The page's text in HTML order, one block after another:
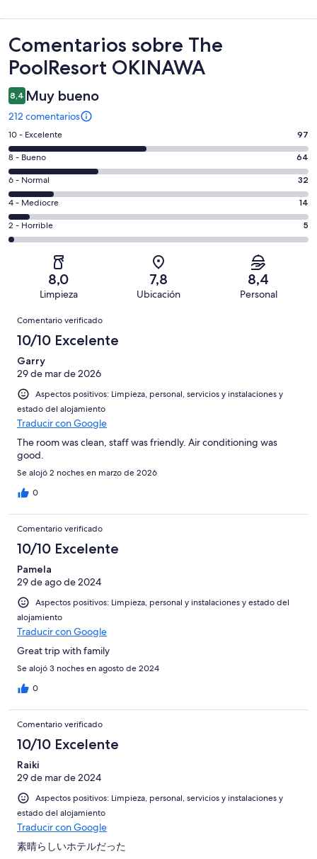
Comentarios
Comentarios sobre The
PoolResort OKINAWA
8,4 Muy bueno
212 comentarios
97
comentarios
de
un
total
de
212
con
puntuación
10 - Excelente 97
64
comentarios
de
un
total
de
puntuación
8 - Bueno 64
32
comentarios
de
un
total
puntuación
Normal
6 - Normal 32
14
comentarios
de
una
puntuación
Mediocre
4 - Mediocre 14
5
comentarios
212
una
puntuación
de
Horrible
2 - Horrible 5
8,0
Limpieza
7,8
Ubicación
8,4
Personal
Comentarios
Comentario verificado
10/10 Excelente
Garry
29 de mar de 2026
Aspectos positivos: Limpieza, personal, servicios y instalaciones y
estado del alojamiento
Traducir con Google
The room was clean, staff was friendly. Air conditioning was
good.
Se alojó 2 noches en marzo de 2026
0
Comentario verificado
10/10 Excelente
Pamela
29 de ago de 2024
Aspectos positivos: Limpieza, personal y instalaciones y estado del
alojamiento
Traducir con Google
Great trip with family
Se alojó 3 noches en agosto de 2024
0
Comentario verificado
10/10 Excelente
Raiki
29 de mar de 2024
Aspectos positivos: Limpieza, personal, servicios y instalaciones y
estado del alojamiento
Traducir con Google
素晴らしいホテルだった